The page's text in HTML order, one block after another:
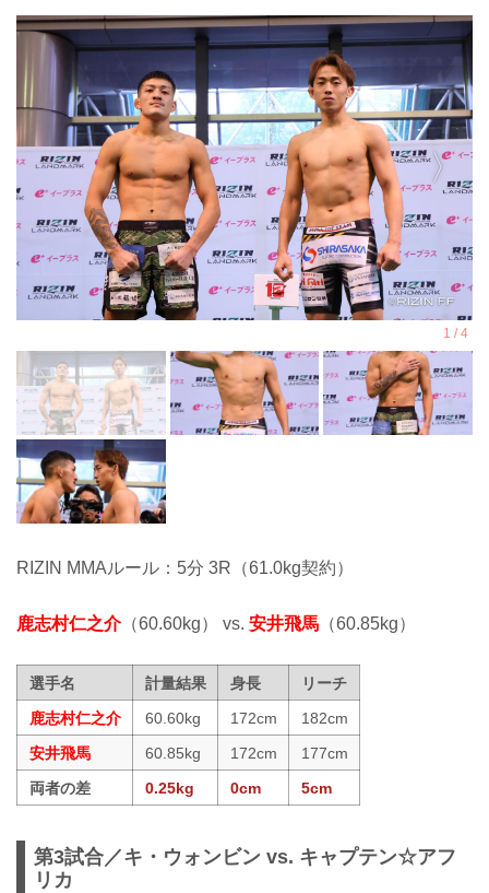
RIZIN MMAルール：5分 3R（61.0kg契約）
鹿志村仁之介（60.60kg） vs. 安井飛馬 （60.85kg）
選手名 計量結果 身長
リーチ
鹿志村仁之介
60.60kg 172cm
182cm
安井飛馬
60.85kg 172cm
177cm
両者の差
0.25kg 0cm 5cm
第3試合／キ・ウォンビン vs. キャプテン☆アフ
リカ